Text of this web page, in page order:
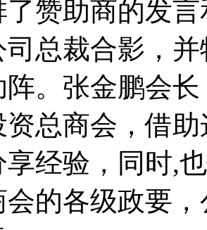
了赞助商的发
司总裁合影，
阵。张金鹏会
资总商会，借
享经验，同时,
会的各级政要